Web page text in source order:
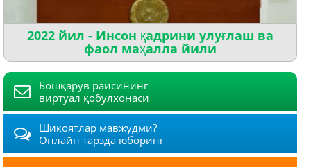
2022 йил - Инсон қадрини улуғлаш ва
фаол маҳалла йили
Бошқарув раисининг
виртуал қобулхонаси
Шикоятлар мавжудми?
Онлайн тарзда юборинг